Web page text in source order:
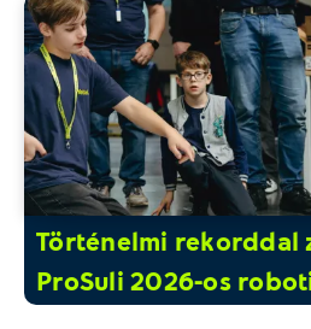
Történelmi rekorddal
ProSuli 2026-os